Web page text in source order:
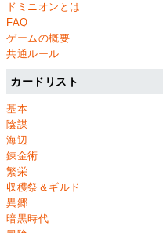
ドミニオンとは
FAQ
ゲームの概要
共通ルール
カードリスト
基本
陰謀
海辺
錬金術
繁栄
収穫祭＆ギルド
異郷
暗黒時代